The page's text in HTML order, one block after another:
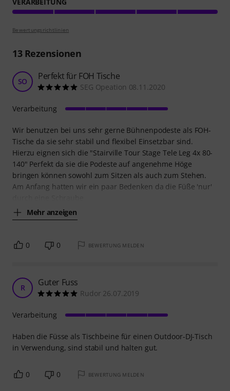
Bewertungsrichtlinien
13Rezensionen
SO Perfekt für FOH Tische
SEG Opeation 08.11.2020
Wir benutzen bei uns sehr gerne Bühnenpodeste als FOH-
Tische da sie sehr stabil und flexibel Einsetzbar sind.
Hierzu eignen sich die "Stairville Tour Stage Tele Leg 4x 80-
140" Perfekt da sie die Podeste auf angenehme Höge
bringen können sowohl zum Sitzen als auch zum Stehen.
Am Anfang hatten wir ein paar Bedenken da die Füße 'nur'
Mehr anzeigen
Verarbeitung
0 0 BEWERTUNG MELDEN
R Guter Fuss
Rudor 26.07.2019
Haben die Füsse als Tischbeine für einen Outdoor-DJ-Tisch
in Verwendung, sind stabil und halten gut.
Verarbeitung
0 0 BEWERTUNG MELDEN